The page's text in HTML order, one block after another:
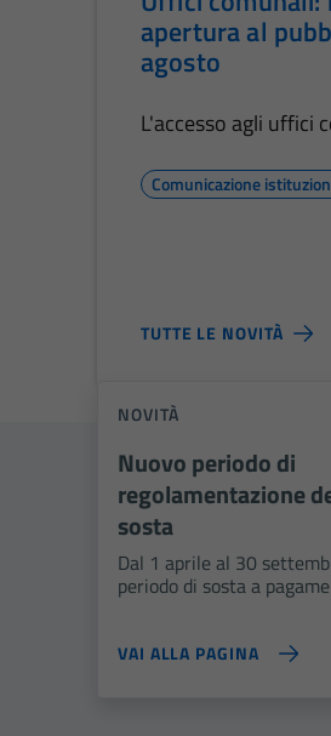
apertura al
agosto
L'accesso agli uffici
Comunicazione
TUTTE LE NOVITÀ
NOVITÀ
Nuovo periodo di
regolamentazione
sosta
Dal 1 aprile al 30
periodo di sosta a
VAI ALLA PAGINA